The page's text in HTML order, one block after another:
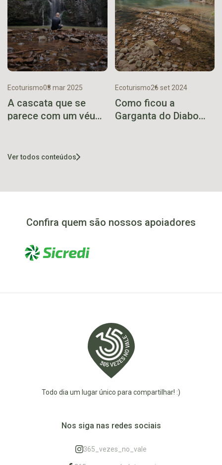
Ecoturismo03 mar 2025
A cascata que se
parece com um véu
Ecoturismo26 set 2024
Como ficou a
Garganta do Diabo
Ver todos conteúdos
Confira quem são nossos apoiadores
Todo dia um lugar único para compartilhar! :)
Nos siga nas redes sociais
365_vezes_no_vale